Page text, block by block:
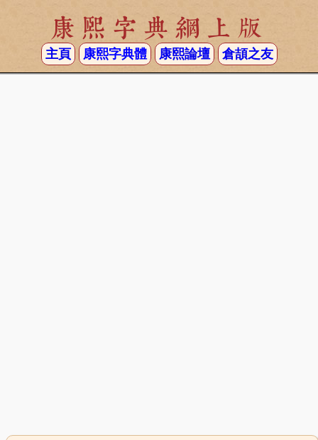
康熙字典網上版
主頁 康熙字典體 康熙論壇 倉頡之友